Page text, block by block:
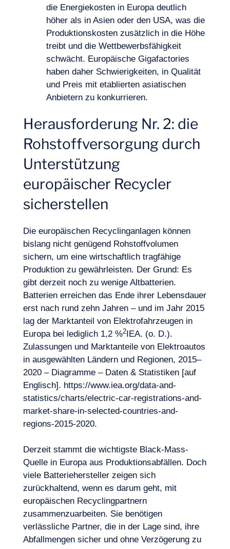
die Energiekosten in Europa deutlich
höher als in Asien oder den USA, was die
Produktionskosten zusätzlich in die Höhe
treibt und die Wettbewerbsfähigkeit
schwächt. Europäische Gigafactories
haben daher Schwierigkeiten, in Qualität
und Preis mit etablierten asiatischen
Anbietern zu konkurrieren.
Herausforderung Nr. 2: die
Rohstoffversorgung durch
Unterstützung
europäischer Recycler
sicherstellen
Die europäischen Recyclinganlagen können
bislang nicht genügend Rohstoffvolumen
sichern, um eine wirtschaftlich tragfähige
Produktion zu gewährleisten. Der Grund: Es
gibt derzeit noch zu wenige Altbatterien.
Batterien erreichen das Ende ihrer Lebensdauer
erst nach rund zehn Jahren – und im Jahr 2015
lag der Marktanteil von Elektrofahrzeugen in
Europa bei lediglich 1,2 %2IEA. (o. D.).
Zulassungen und Marktanteile von Elektroautos
in ausgewählten Ländern und Regionen, 2015–
2020 – Diagramme – Daten & Statistiken [auf
Englisch]. https://www.iea.org/data-and-
statistics/charts/electric-car-registrations-and-
market-share-in-selected-countries-and-
regions-2015-2020.
Derzeit stammt die wichtigste Black-Mass-
Quelle in Europa aus Produktionsabfällen. Doch
viele Batteriehersteller zeigen sich
zurückhaltend, wenn es darum geht, mit
europäischen Recyclingpartnern
zusammenzuarbeiten. Sie benötigen
verlässliche Partner, die in der Lage sind, ihre
Abfallmengen sicher und ohne Verzögerung zu